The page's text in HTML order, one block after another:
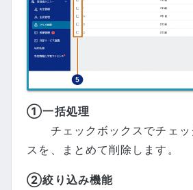
①一括処理
チェックボックスでチェッ
スを、まとめて削除します。
②絞り込み機能